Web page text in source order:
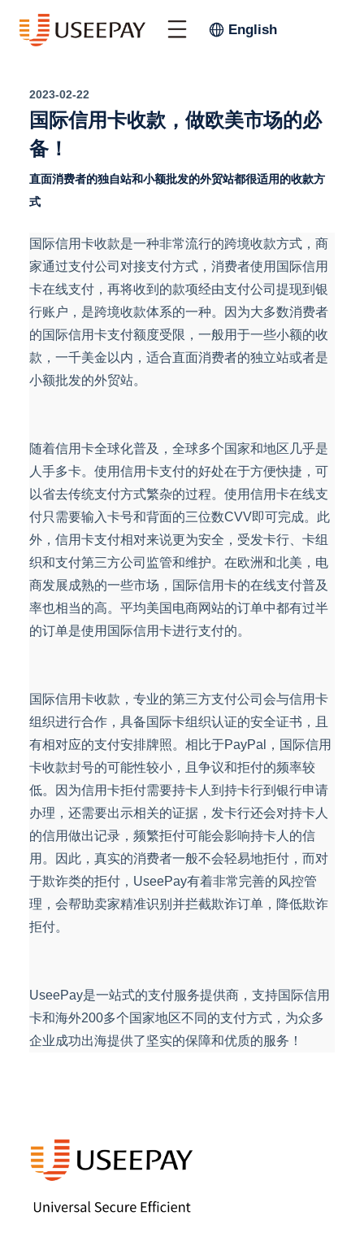
English
2023-02-22
国际信用卡收款，做欧美市场的必
备！
直面消费者的独自站和小额批发的外贸站都很适用的收款方
式
国际信用卡收款是一种非常流行的跨境收款方式，商
家通过支付公司对接支付方式，消费者使用国际信用
卡在线支付，再将收到的款项经由支付公司提现到银
行账户，是跨境收款体系的一种。因为大多数消费者
的国际信用卡支付额度受限，一般用于一些小额的收
款，一千美金以内，适合直面消费者的独立站或者是
小额批发的外贸站。
随着信用卡全球化普及，全球多个国家和地区几乎是
人手多卡。使用信用卡支付的好处在于方便快捷，可
以省去传统支付方式繁杂的过程。使用信用卡在线支
付只需要输入卡号和背面的三位数CVV即可完成。此
外，信用卡支付相对来说更为安全，受发卡行、卡组
织和支付第三方公司监管和维护。在欧洲和北美，电
商发展成熟的一些市场，国际信用卡的在线支付普及
率也相当的高。平均美国电商网站的订单中都有过半
的订单是使用国际信用卡进行支付的。
国际信用卡收款，专业的第三方支付公司会与信用卡
组织进行合作，具备国际卡组织认证的安全证书，且
有相对应的支付安排牌照。相比于PayPal，国际信用
卡收款封号的可能性较小，且争议和拒付的频率较
低。因为信用卡拒付需要持卡人到持卡行到银行申请
办理，还需要出示相关的证据，发卡行还会对持卡人
的信用做出记录，频繁拒付可能会影响持卡人的信
用。因此，真实的消费者一般不会轻易地拒付，而对
于欺诈类的拒付，UseePay有着非常完善的风控管
理，会帮助卖家精准识别并拦截欺诈订单，降低欺诈
拒付。
UseePay是一站式的支付服务提供商，支持国际信用
卡和海外200多个国家地区不同的支付方式，为众多
企业成功出海提供了坚实的保障和优质的服务！